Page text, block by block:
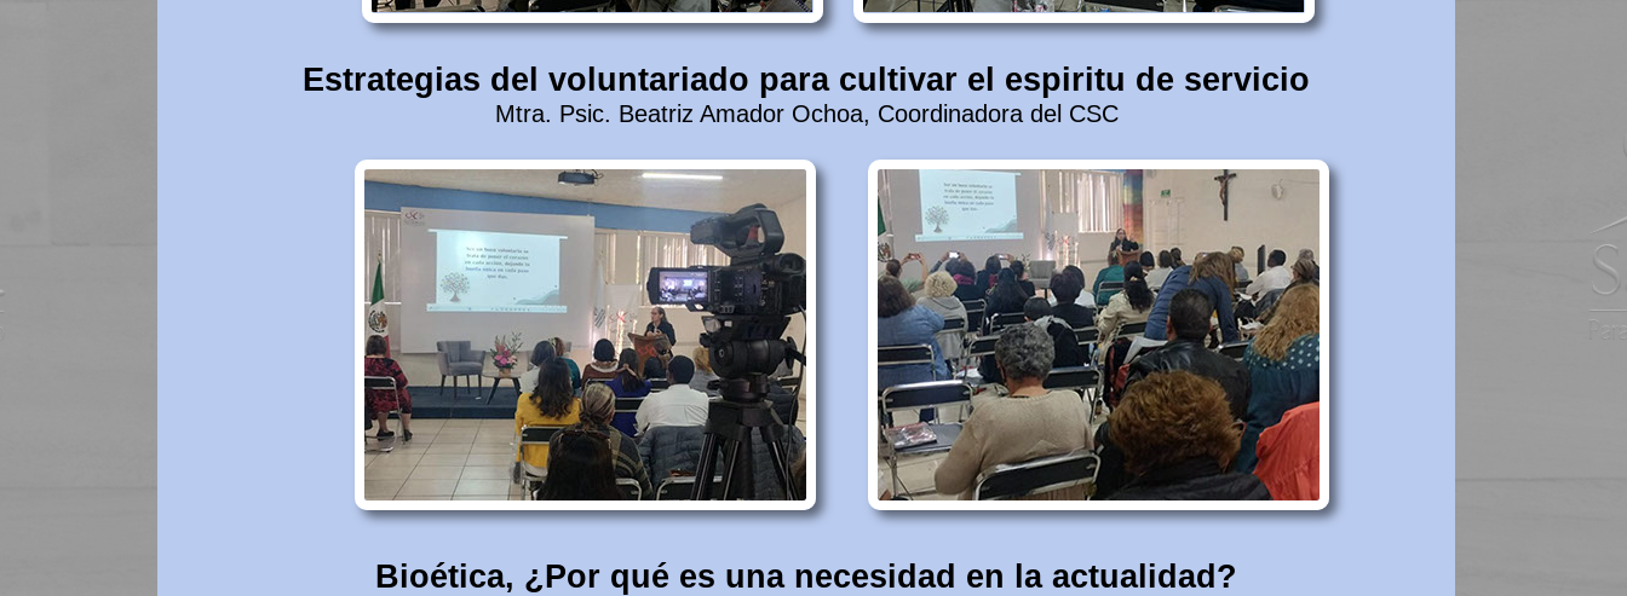
Estrategias del voluntariado para cultivar el espiritu de servicio
Mtra. Psic. Beatriz Amador Ochoa, Coordinadora del CSC
Bioética, ¿Por qué es una necesidad en la actualidad?